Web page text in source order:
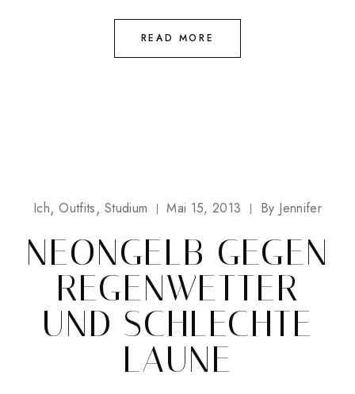
READ MORE
Ich Outfits Studium Mai 15, 2013 By Jennifer
NEONGELB GEGEN
REGENWETTER
UND SCHLECHTE
LAUNE